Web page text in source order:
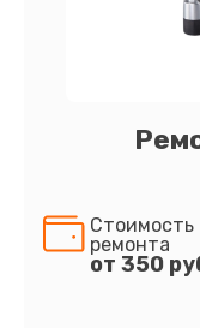
Стоимость
ремонта
от 350